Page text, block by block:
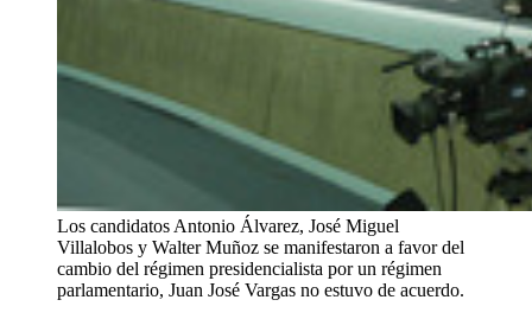
Los candidatos Antonio Álvarez, José Miguel
Villalobos y Walter Muñoz se manifestaron a favor del
cambio del régimen presidencialista por un régimen
parlamentario, Juan José Vargas no estuvo de acuerdo.